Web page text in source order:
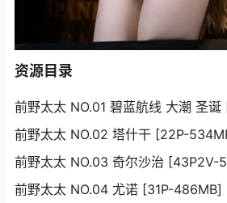
资源目录
前野太太 NO.01 碧蓝航线 大潮 圣
前野太太 NO.02 塔什干 [22P-
前野太太 NO.03 奇尔沙治 [43P2V-
前野太太 NO.04 尤诺 [31P-486MB]